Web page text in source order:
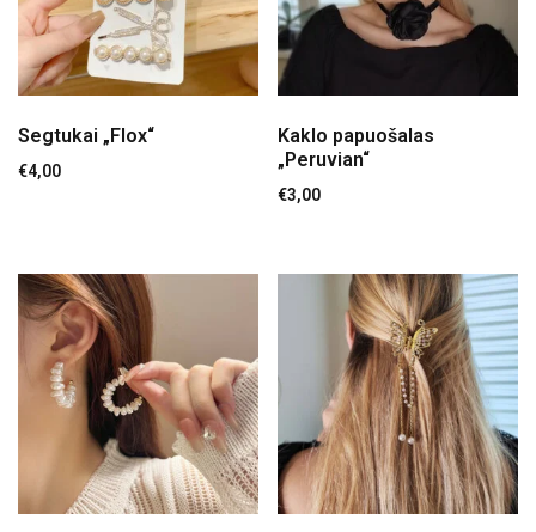
Segtukai „Flox“
€4,00
Kaklo papuošalas
„Peruvian“
€3,00